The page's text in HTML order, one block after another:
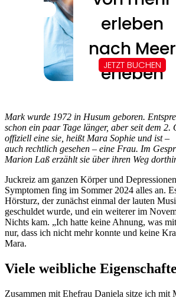
Mark wurde 1972 in Husum geboren.
schon ein paar Tage länger, aber seit dem 2.
offiziell eine sie, heißt Mara Sophie und ist –
auch rechtlich gesehen – eine Frau. Im
Marion Laß erzählt sie über ihren Weg
Juckreiz am ganzen Körper und
Symptomen fing im Sommer 2024 alles an.
Hörsturz, der zunächst einmal der lauten
geschuldet wurde, und ein weiterer im
Nichts kam. „Ich hatte keine Ahnung, was
nur, dass ich nicht mehr konnte und keine
Mara.
Viele weibliche
Zusammen mit Ehefrau Daniela sitze ich mit